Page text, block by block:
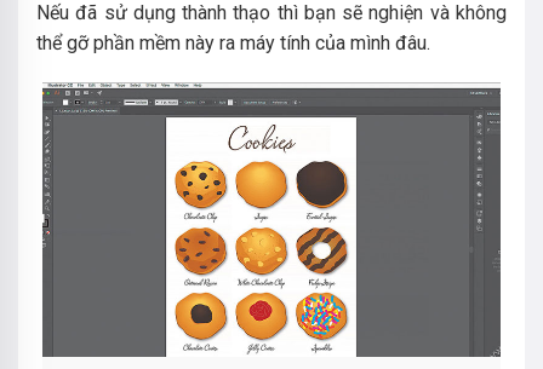
Nếu đã sử dụng thành thạo thì bạn sẽ nghiện và không
thể gỡ phần mềm này ra máy tính của mình đâu.